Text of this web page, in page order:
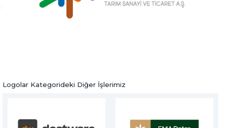
Web Mail Arayüzü
için Tıklayınız
Knk Tarım Logo
Logolar Kategorideki Diğer İşlerimiz